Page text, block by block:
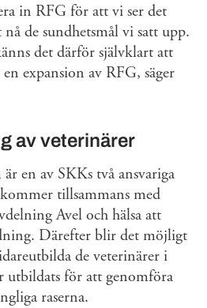
in RFG för att vi ser det
de sundhetsmål vi satt upp.
det därför självklart att
expansion av RFG, säger
av veterinärer
en av SKKs två ansvariga
tillsammans med
Avel och hälsa att
Därefter blir det möjligt
de veterinärer i
utbildats för att genomföra
raserna.